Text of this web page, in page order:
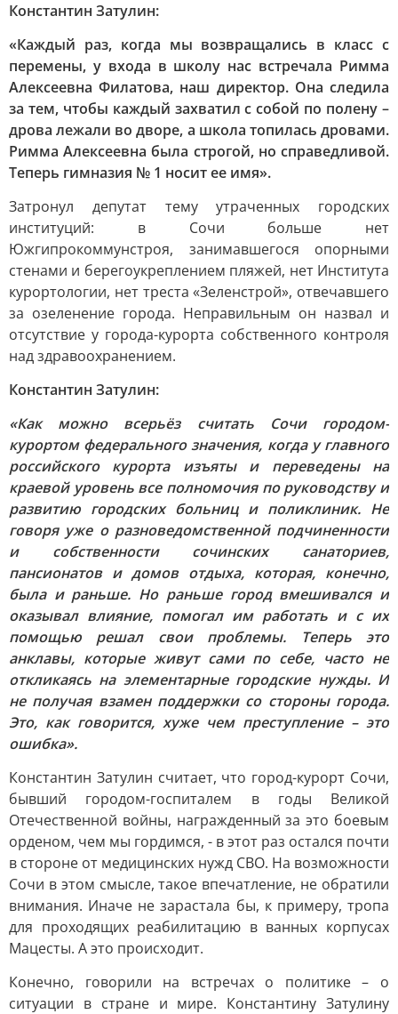
Константин Затулин:
«Каждый раз, когда мы возвращались в класс с
перемены, у входа в школу нас встречала Римма
Алексеевна Филатова, наш директор. Она следила
за тем, чтобы каждый захватил с собой по полену –
дрова лежали во дворе, а школа топилась дровами.
Римма Алексеевна была строгой, но справедливой.
Теперь гимназия № 1 носит ее имя».
Затронул депутат тему утраченных городских
институций: в Сочи больше нет
Южгипрокоммунстроя, занимавшегося опорными
стенами и берегоукреплением пляжей, нет Института
курортологии, нет треста «Зеленстрой», отвечавшего
за озеленение города. Неправильным он назвал и
отсутствие у города-курорта собственного контроля
над здравоохранением.
Константин Затулин:
«Как можно всерьёз считать Сочи городом-
курортом федерального значения, когда у главного
российского курорта изъяты и переведены на
краевой уровень все полномочия по руководству и
развитию городских больниц и поликлиник. Не
говоря уже о разноведомственной подчиненности
и собственности сочинских санаториев,
пансионатов и домов отдыха, которая, конечно,
была и раньше. Но раньше город вмешивался и
оказывал влияние, помогал им работать и с их
помощью решал свои проблемы. Теперь это
анклавы, которые живут сами по себе, часто не
откликаясь на элементарные городские нужды. И
не получая взамен поддержки со стороны города.
Это, как говорится, хуже чем преступление – это
ошибка».
Константин Затулин считает, что город-курорт Сочи,
бывший городом-госпиталем в годы Великой
Отечественной войны, награжденный за это боевым
орденом, чем мы гордимся, - в этот раз остался почти
в стороне от медицинских нужд СВО. На возможности
Сочи в этом смысле, такое впечатление, не обратили
внимания. Иначе не зарастала бы, к примеру, тропа
для проходящих реабилитацию в ванных корпусах
Мацесты. А это происходит.
Конечно, говорили на встречах о политике – о
ситуации в стране и мире. Константину Затулину